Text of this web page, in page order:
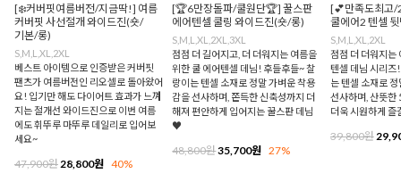
[❄️커버핏여름버전/지금딱!] 여름
커버핏 사선절개 와이드진(숏/
기본/롱)
S,M,L,XL,2XL
베스트 아이템으로 인증받은 커버핏
팬츠가 여름버전인 리오셀로 돌아왔어
요! 입기만 해도 다이어트 효과가 느껴
지는 절개선 와이드진으로 이번 여름
에도 휘뚜루 마뚜루 데일리로 입어보
세요~
47,900원 28,800원 40%
[🏆6만장돌파/쿨원단🏆] 꿀스판
에어텐셀 쿨링 와이드진(숏/롱)
S,M,L,XL,2XL,3XL
점점 더 길어지고, 더 더워지는 여름을
위한 쿨 에어텐셀 데님! 후들후들~ 찰
랑이는 텐셀 소재로 정말 가벼운 착용
감을 선사하며, 쫀득한 신축성까지 더
해져 편안하게 입어지는 꿀스판 데님
♥
48,800원35,700원 27%
[💕만족도최고/
쿨에어2 텐셀
S,M,L,XL,2XL
점점 더 더워지는
텐셀 데님 시리즈
는 텐셀 소재로
선사하며, 산뜻한
더욱 시원하게
39,800원